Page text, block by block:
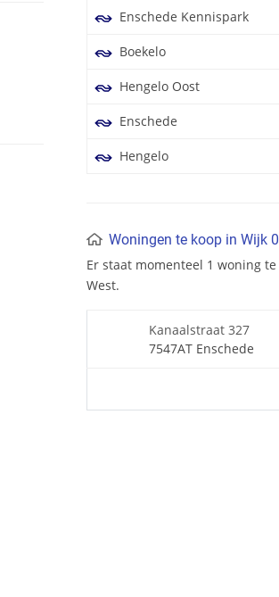
Enschede Kennispark
Boekelo
Hengelo Oost
Enschede
Hengelo
Woningen te koop in Wijk
Er staat momenteel 1 woning
West.
Kanaalstraat 327
7547AT Enschede